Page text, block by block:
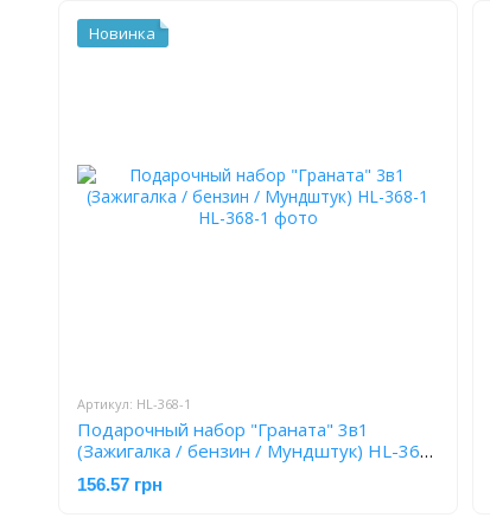
Новинка
Артикул: HL-368-1
Подарочный набор "Граната" 3в1
(Зажигалка / бензин / Мундштук) HL-368-
1
156.57 грн